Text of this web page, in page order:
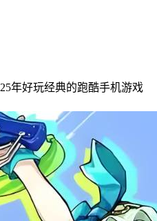
25年好玩经典的跑酷手机游戏